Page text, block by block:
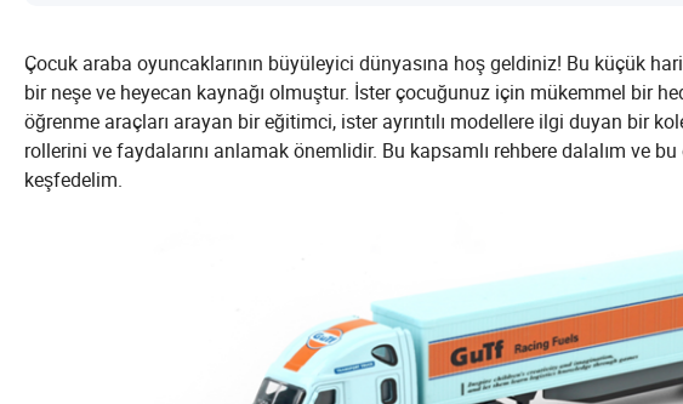
Çocuk araba oyuncaklarının büyüleyici dünyasına hoş geldiniz! Bu küçük
bir neşe ve heyecan kaynağı olmuştur. İster çocuğunuz için mükemmel bir
öğrenme araçları arayan bir eğitimci, ister ayrıntılı modellere ilgi duyan bir
rollerini ve faydalarını anlamak önemlidir. Bu kapsamlı rehbere dalalım ve
keşfedelim.